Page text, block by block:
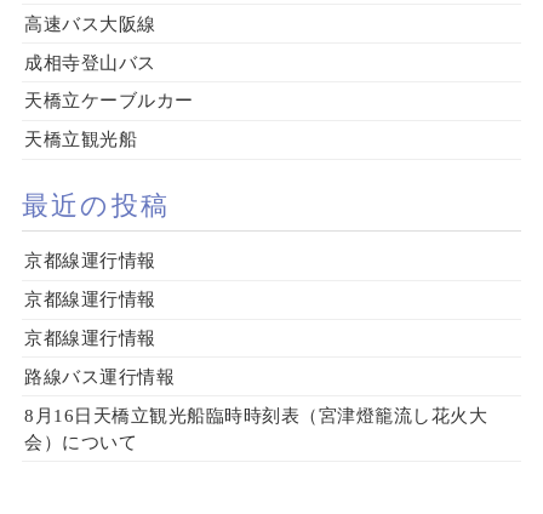
高速バス大阪線
成相寺登山バス
天橋立ケーブルカー
天橋立観光船
最近の投稿
京都線運行情報
京都線運行情報
京都線運行情報
路線バス運行情報
8月16日天橋立観光船臨時時刻表（宮津燈籠流し花火大
会）について